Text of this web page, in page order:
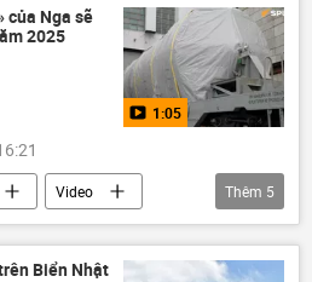
Moskva
Washington
của Nga sẽ
2025
1:05
Video
Kazakhstan
Thêm 5
Biển Nhật